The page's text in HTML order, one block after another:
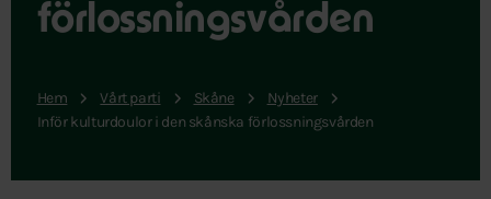
förlossningsvården
Hem Vårt parti Skåne
Nyheter
Inför kulturdoulor i den skånska förlossningsvården